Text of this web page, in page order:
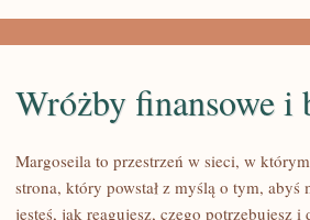
Wróżby finansowe i
Margoseila to przestrzeń w sieci, w
strona, który powstał z myślą o tym, abyś
jesteś, jak reagujesz, czego potrzebujesz i